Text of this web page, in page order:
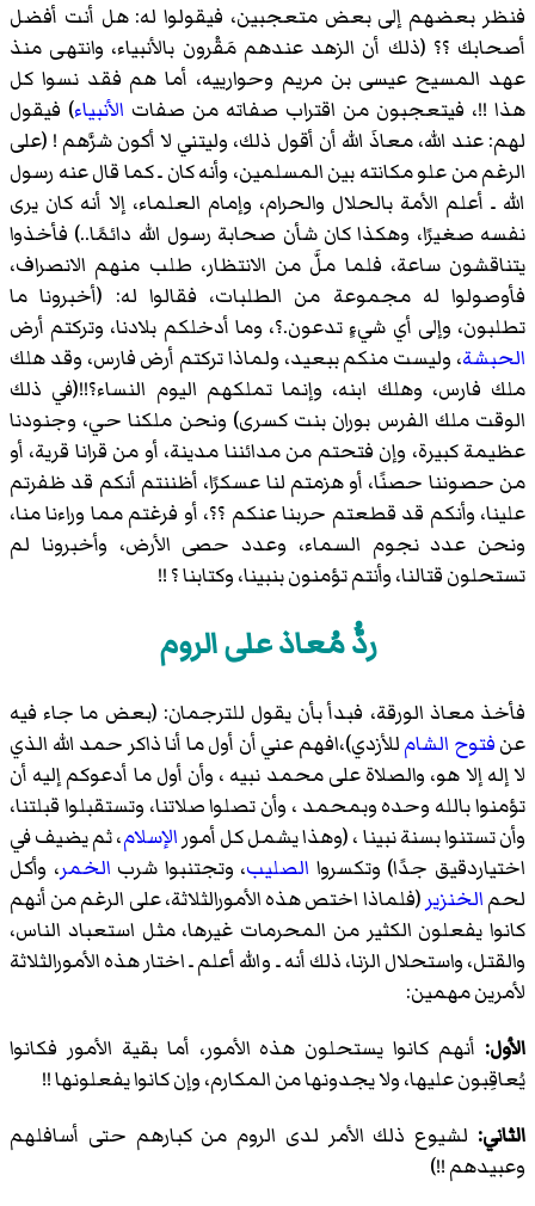
فنظر بعضهم إلى بعض متعجبين، فيقولوا له: هل أنت أفضل
أصحابك ؟؟ (ذلك أن الزهد عندهم مَقْرون بالأنبياء، وانتهى منذ
عهد المسيح عيسى بن مريم وحوارييه، أما هم فقد نسوا كل
هذا !!، فيتعجبون من اقتراب صفاته من صفات الأنبياء) فيقول
لهم: عند الله، معاذَ الله أن أقول ذلك، وليتني لا أكون شرَّهم ! (على
الرغم من علو مكانته بين المسلمين، وأنه كان ـ كما قال عنه رسول
الله ـ أعلم الأمة بالحلال والحرام، وإمام العلماء، إلا أنه كان يرى
نفسه صغيرًا، وهكذا كان شأن صحابة رسول الله دائمًا..) فأخذوا
يتناقشون ساعة، فلما ملَّ من الانتظار، طلب منهم الانصراف،
فأوصولوا له مجموعة من الطلبات، فقالوا له: (أخبرونا ما
تطلبون، وإلى أي شيءٍ تدعون.؟، وما أدخلكم بلادنا، وتركتم أرض
الحبشة، وليست منكم ببعيد، ولماذا تركتم أرض فارس، وقد هلك
ملك فارس، وهلك ابنه، وإنما تملكهم اليوم النساء؟!!(في ذلك
الوقت ملك الفرس بوران بنت كسرى) ونحن ملكنا حي، وجنودنا
عظيمة كبيرة، وإن فتحتم من مدائننا مدينة، أو من قرانا قرية، أو
من حصوننا حصنًا، أو هزمتم لنا عسكرًا، أظننتم أنكم قد ظفرتم
علينا، وأنكم قد قطعتم حربنا عنكم ؟؟، أو فرغتم مما وراءنا منا،
ونحن عدد نجوم السماء، وعدد حصى الأرض، وأخبرونا لم
تستحلون قتالنا، وأنتم تؤمنون بنبينا، وكتابنا ؟ !!
ردُّ مُعاذ على الروم
فأخذ معاذ الورقة، فبدأ بأن يقول للترجمان: (بعض ما جاء فيه
عنفتوح الشامللأزدي)،افهم عني أن أول ما أنا ذاكر حمد الله الذي
لا إله إلا هو، والصلاة على محمد نبيه ، وأن أول ما أدعوكم إليه أن
تؤمنوا بالله وحده وبمحمد ، وأن تصلوا صلاتنا، وتستقبلوا قبلتنا،
وأن تستنوا بسنة نبينا ، (وهذا يشمل كل أمورالإسلام، ثم يضيف في
اختياردقيق جدًا) وتكسروا الصليب، وتجتنبوا شرب الخمر، وأكل
لحمالخنزير(فلماذا اختص هذه الأمورالثلاثة، على الرغم من أنهم
كانوا يفعلون الكثير من المحرمات غيرها، مثل استعباد الناس،
والقتل، واستحلال الزنا، ذلك أنه ـ والله أعلم ـ اختار هذه الأمورالثلاثة
لأمرين مهمين:
الأول: أنهم كانوا يستحلون هذه الأمور، أما بقية الأمور فكانوا
يُعاقِبون عليها، ولا يجدونها من المكارم، وإن كانوا يفعلونها !!
الثاني: لشيوع ذلك الأمر لدى الروم من كبارهم حتى أسافلهم
وعبيدهم !!)